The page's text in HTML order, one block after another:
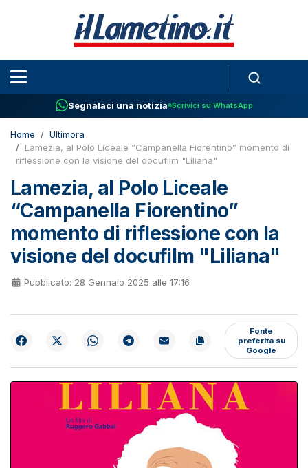
Segnalaci una notizia Scrivici su WhatsApp
Home
Ultimora
Lamezia, al Polo Liceale “Campanella Fiorentino” momento di
riflessione con la visione del docufilm "Liliana"
Lamezia, al Polo Liceale
“Campanella Fiorentino”
momento di riflessione con la
visione del docufilm "Liliana"
Pubblicato: 28 Gennaio 2025 alle 17:16
Fonte
preferita su
Google